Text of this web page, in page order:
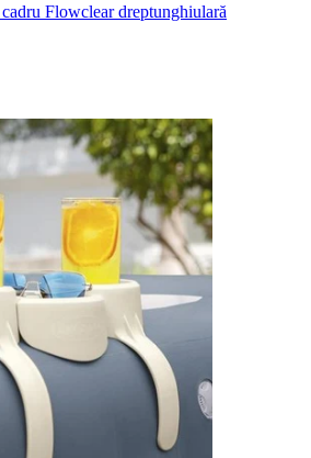
Flowclear dreptunghiulară